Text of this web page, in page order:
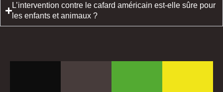
L’intervention contre le cafard américain est-elle sûre pour
les enfants et animaux ?